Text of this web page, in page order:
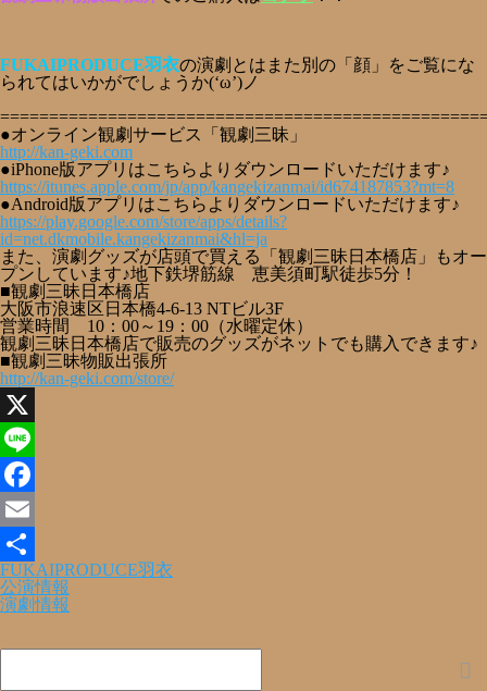
FUKAIPRODUCE羽衣の演劇とはまた別の「顔」をご覧にな
られてはいかがでしょうか(‘ω’)ノ
●オンライン観劇サービス「観劇三昧」
http://kan-geki.com
●iPhone版アプリはこちらよりダウンロードいただけます♪
https://itunes.apple.com/jp/app/kangekizanmai/id674187853?mt=8
●Android版アプリはこちらよりダウンロードいただけます♪
https://play.google.com/store/apps/details?
id=net.dkmobile.kangekizanmai&hl=ja
また、演劇グッズが店頭で買える「観劇三昧日本橋店」もオー
プンしています♪地下鉄堺筋線 恵美須町駅徒歩5分！
■観劇三昧日本橋店
大阪市浪速区日本橋4-6-13 NTビル3F
営業時間 10：00～19：00（水曜定休）
観劇三昧日本橋店で販売のグッズがネットでも購入できます♪
■観劇三昧物販出張所
http://kan-geki.com/store/
X
Line
Facebook
Email
共
有
FUKAIPRODUCE羽衣
公演情報
演劇情報